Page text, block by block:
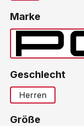
Marke
Geschlecht
Herren
Größe